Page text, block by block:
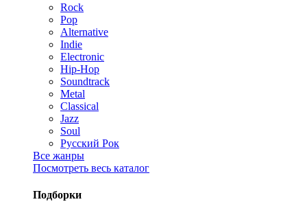
Rock
Pop
Alternative
Indie
Electronic
Hip-Hop
Soundtrack
Metal
Classical
Jazz
Soul
Русский Рок
Все жанры
Посмотреть весь каталог
Подборки